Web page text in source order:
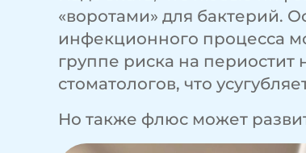
«воротами» для бактерий.
инфекционного процесса
группе риска на периостит
стоматологов, что
Но также флюс может